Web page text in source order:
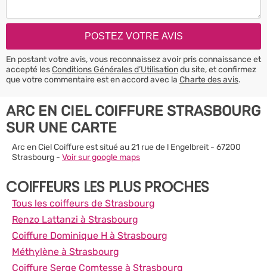
En postant votre avis, vous reconnaissez avoir pris connaissance et
accepté lesConditions Générales d’Utilisationdu site, et confirmez
que votre commentaire est en accord avec la Charte des avis.
ARC EN CIEL COIFFURE STRASBOURG
SUR UNE CARTE
Arc en Ciel Coiffure est situé au 21 rue de l Engelbreit - 67200
Strasbourg - Voir sur google maps
COIFFEURS LES PLUS PROCHES
Tous les coiffeurs de Strasbourg
Renzo Lattanzi à Strasbourg
Coiffure Dominique H à Strasbourg
Méthylène à Strasbourg
Coiffure Serge Comtesse à Strasbourg